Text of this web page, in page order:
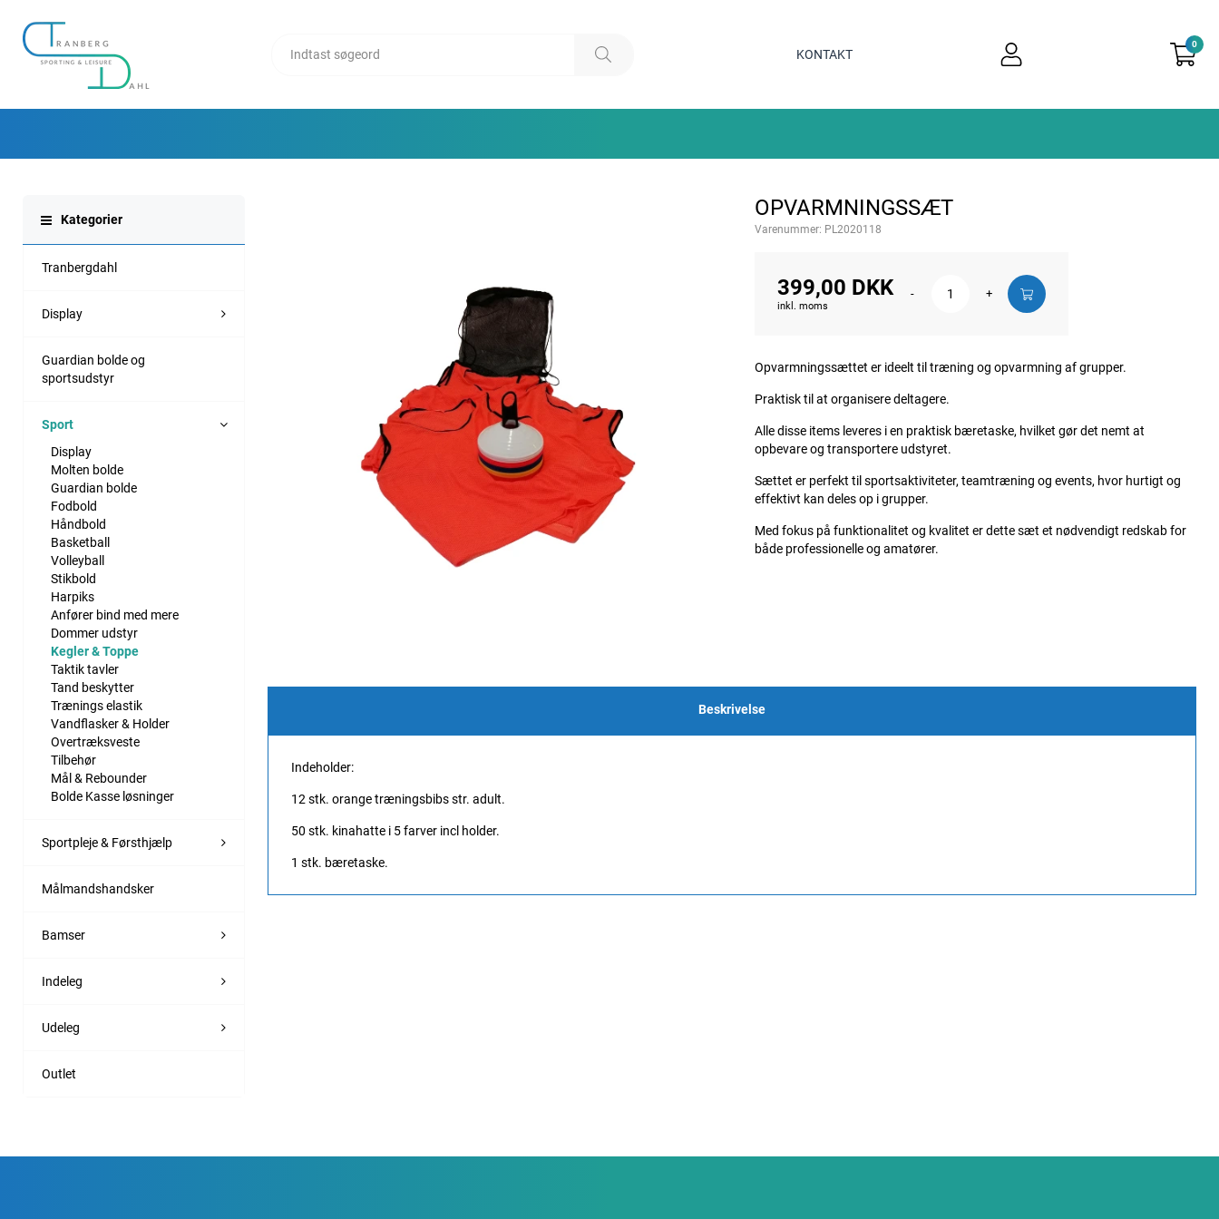
KONTAKT
0
Kategorier
Tranbergdahl
Display
Guardian bolde og
sportsudstyr
Sport
Display
Molten bolde
Guardian bolde
Fodbold
Håndbold
Basketball
Volleyball
Stikbold
Harpiks
Anfører bind med mere
Dommer udstyr
Kegler & Toppe
Taktik tavler
Tand beskytter
Trænings elastik
Vandflasker & Holder
Overtræksveste
Tilbehør
Mål & Rebounder
Bolde Kasse løsninger
Sportpleje & Førsthjælp
Målmandshandsker
Bamser
Indeleg
Udeleg
Outlet
OPVARMNINGSSÆT
Varenummer: PL2020118
399,00 DKK
inkl. moms
- +
Opvarmningssættet er ideelt til træning og opvarmning af grupper.
Praktisk til at organisere deltagere.
Alle disse items leveres i en praktisk bæretaske, hvilket gør det nemt at
opbevare og transportere udstyret.
Sættet er perfekt til sportsaktiviteter, teamtræning og events, hvor hurtigt og
effektivt kan deles op i grupper.
Med fokus på funktionalitet og kvalitet er dette sæt et nødvendigt redskab for
både professionelle og amatører.
Beskrivelse
Indeholder:
12 stk. orange træningsbibs str. adult.
50 stk. kinahatte i 5 farver incl holder.
1 stk. bæretaske.